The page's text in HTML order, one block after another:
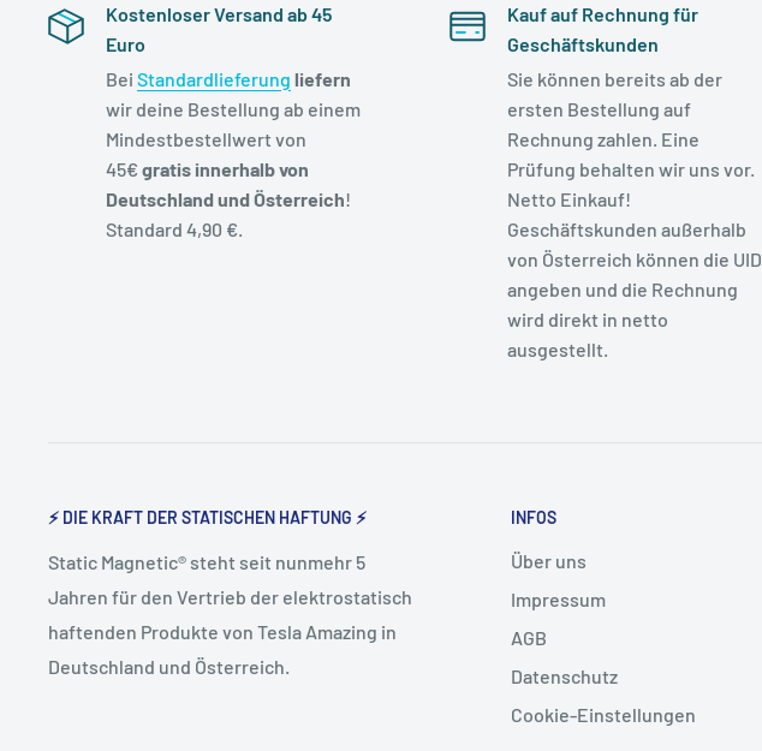
Kostenloser Versand ab 45
Euro
Bei Standardlieferung liefern
wir deine Bestellung ab einem
Mindestbestellwert von
45€ gratis innerhalb von
Deutschland und Österreich!
Standard 4,90 €.
Kauf auf Rechnung für
Geschäftskunden
Sie können bereits ab der
ersten Bestellung auf
Rechnung zahlen. Eine
Prüfung behalten wir uns vor.
Netto Einkauf!
Geschäftskunden außerhalb
von Österreich können die UID
angeben und die Rechnung
wird direkt in netto
ausgestellt.
⚡ DIE KRAFT DER STATISCHEN HAFTUNG ⚡
Static Magnetic® steht seit nunmehr 5
Jahren für den Vertrieb der elektrostatisch
haftenden Produkte von Tesla Amazing in
Deutschland und Österreich.
INFOS
Über uns
Impressum
AGB
Datenschutz
Cookie-Einstellungen